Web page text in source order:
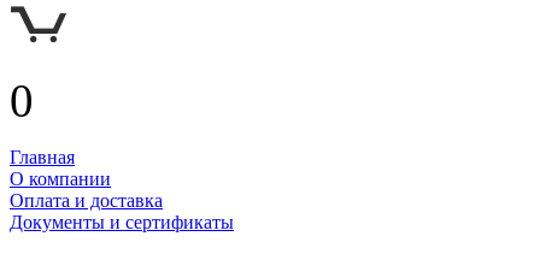
0
Главная
О компании
Оплата и доставка
Документы и сертификаты